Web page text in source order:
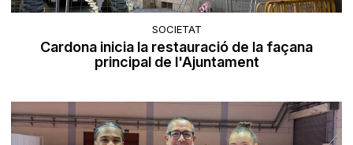
SOCIETAT
Cardona inicia la restauració de la façana
principal de l'Ajuntament